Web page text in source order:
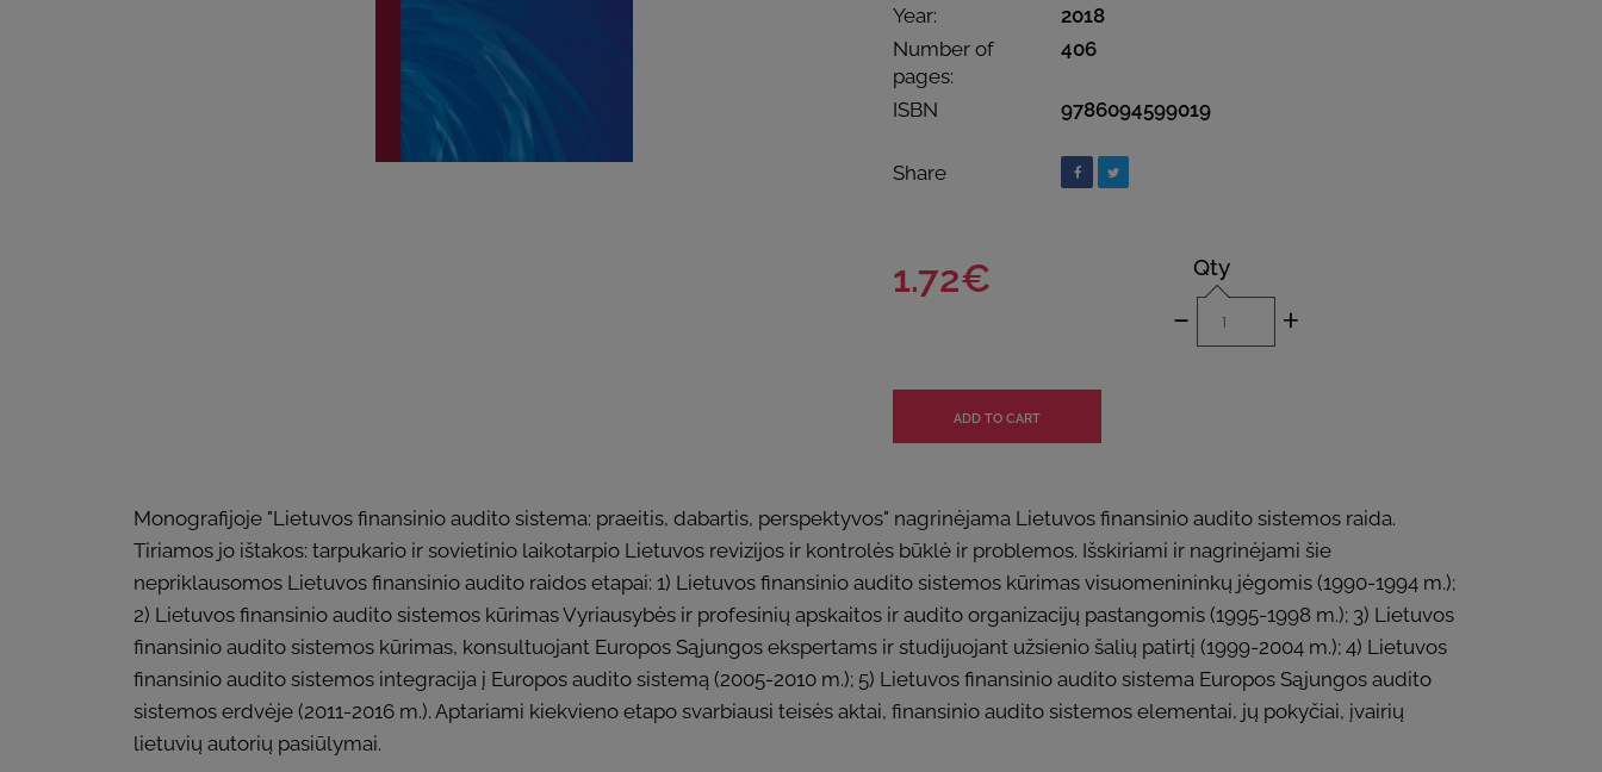
Year:
2018
Number of
pages:
406
ISBN 9786094599019
Share
1.72€ Qty
- +
Monografijoje "Lietuvos finansinio audito sistema: praeitis, dabartis, perspektyvos" nagrinėjama Lietuvos finansinio audito sistemos raida.
Tiriamos jo ištakos: tarpukario ir sovietinio laikotarpio Lietuvos revizijos ir kontrolės būklė ir problemos. Išskiriami ir nagrinėjami šie
nepriklausomos Lietuvos finansinio audito raidos etapai: 1) Lietuvos finansinio audito sistemos kūrimas visuomenininkų jėgomis (1990-1994 m.);
2) Lietuvos finansinio audito sistemos kūrimas Vyriausybės ir profesinių apskaitos ir audito organizacijų pastangomis (1995-1998 m.); 3) Lietuvos
finansinio audito sistemos kūrimas, konsultuojant Europos Sąjungos ekspertams ir studijuojant užsienio šalių patirtį (1999-2004 m.); 4) Lietuvos
finansinio audito sistemos integracija į Europos audito sistemą (2005-2010 m.); 5) Lietuvos finansinio audito sistema Europos Sąjungos audito
sistemos erdvėje (2011-2016 m.). Aptariami kiekvieno etapo svarbiausi teisės aktai, finansinio audito sistemos elementai, jų pokyčiai, įvairių
lietuvių autorių pasiūlymai.